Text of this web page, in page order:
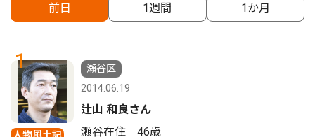
前日 1週間 1か月
1
瀬谷区
2014.06.19
辻山 和良さん
瀬谷在住 46歳